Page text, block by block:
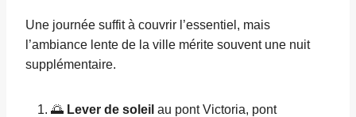
Une journée suffit à couvrir l’essentiel, mais
l’ambiance lente de la ville mérite souvent une nuit
supplémentaire.
🌅 Lever de soleil au pont Victoria, pont